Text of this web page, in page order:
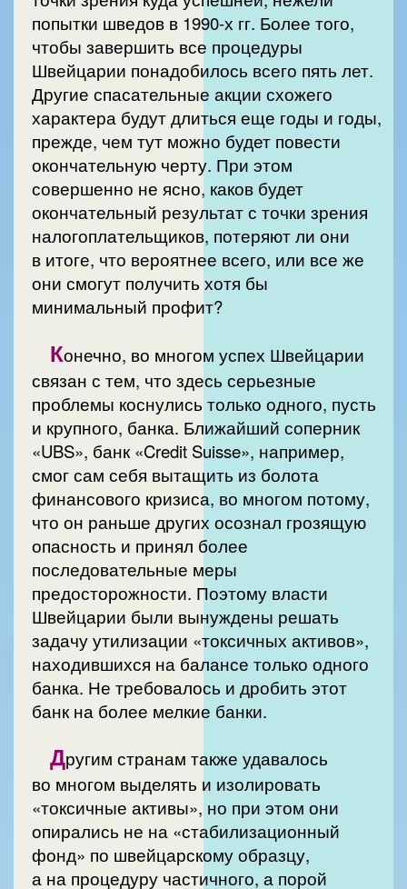
попытки шведов в 1990-х гг. Более того,
чтобы завершить все процедуры
Швейцарии понадобилось всего пять лет.
Другие спасательные акции схожего
характера будут длиться еще годы и годы,
прежде, чем тут можно будет повести
окончательную черту. При этом
совершенно не ясно, каков будет
окончательный результат с точки зрения
налогоплательщиков, потеряют ли они
в итоге, что вероятнее всего, или все же
они смогут получить хотя бы
минимальный профит?
Конечно, во многом успех Швейцарии
связан с тем, что здесь серьезные
проблемы коснулись только одного, пусть
и крупного, банка. Ближайший соперник
«UBS», банк «Credit Suisse», например,
смог сам себя вытащить из болота
финансового кризиса, во многом потому,
что он раньше других осознал грозящую
опасность и принял более
последовательные меры
предосторожности. Поэтому власти
Швейцарии были вынуждены решать
задачу утилизации «токсичных активов»,
находившихся на балансе только одного
банка. Не требовалось и дробить этот
банк на более мелкие банки.
Другим странам также удавалось
во многом выделять и изолировать
«токсичные активы», но при этом они
опирались не на «стабилизационный
фонд» по швейцарскому образцу,
а на процедуру частичного, а порой